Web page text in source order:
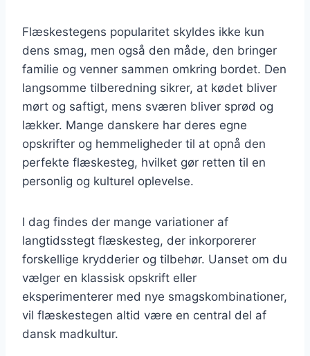
Flæskestegens popularitet skyldes ikke kun
dens smag, men også den måde, den bringer
familie og venner sammen omkring bordet. Den
langsomme tilberedning sikrer, at kødet bliver
mørt og saftigt, mens sværen bliver sprød og
lækker. Mange danskere har deres egne
opskrifter og hemmeligheder til at opnå den
perfekte flæskesteg, hvilket gør retten til en
personlig og kulturel oplevelse.
I dag findes der mange variationer af
langtidsstegt flæskesteg, der inkorporerer
forskellige krydderier og tilbehør. Uanset om du
vælger en klassisk opskrift eller
eksperimenterer med nye smagskombinationer,
vil flæskestegen altid være en central del af
dansk madkultur.